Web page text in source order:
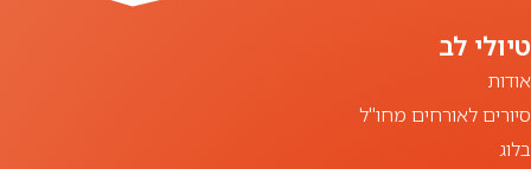
אודות
סיורים לאורחים מחו"ל
בלוג